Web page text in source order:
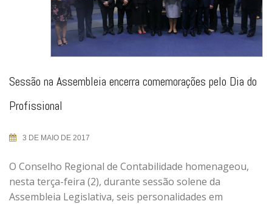
Sessão na Assembleia encerra comemorações pelo Dia do
Profissional
3 DE MAIO DE 2017
O Conselho Regional de Contabilidade homenageou,
nesta terça-feira (2), durante sessão solene da
Assembleia Legislativa, seis personalidades em